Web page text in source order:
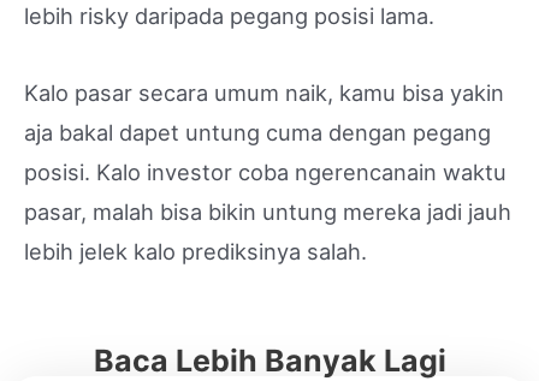
lebih risky daripada pegang posisi lama.
Kalo pasar secara umum naik, kamu bisa yakin
aja bakal dapet untung cuma dengan pegang
posisi. Kalo investor coba ngerencanain waktu
pasar, malah bisa bikin untung mereka jadi jauh
lebih jelek kalo prediksinya salah.
Baca Lebih Banyak Lagi